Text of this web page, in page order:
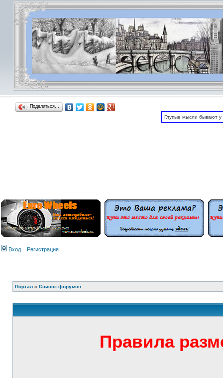
Поделиться…
Глупые мысли бывают у
Вход Регистрация
Портал » Список форумов
Правила